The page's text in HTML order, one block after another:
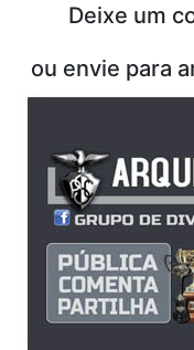
Deixe um
ou envie para